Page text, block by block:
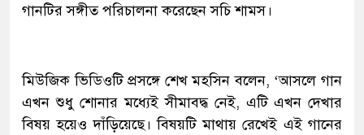
গানটির সঙ্গীত পরিচালনা করেছেন সচি শামস।
মিউজিক ভিডিওটি প্রসঙ্গে শেখ মহসিন বলেন, ‘আসলে গান
এখন শুধু শোনার মধ্যেই সীমাবদ্ধ নেই, এটি এখন দেখার
বিষয় হয়েও দাঁড়িয়েছে। বিষয়টি মাথায় রেখেই এই গানের